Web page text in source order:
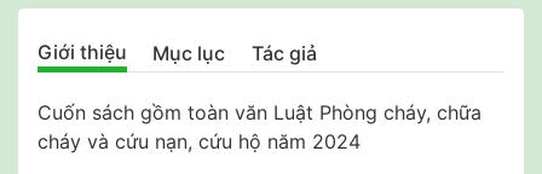
Giới thiệu Mục lục Tác giả
Cuốn sách gồm toàn văn Luật Phòng cháy, chữa
cháy và cứu nạn, cứu hộ năm 2024